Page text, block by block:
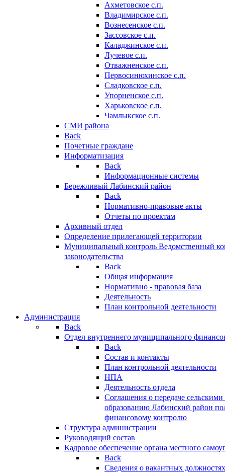
Ахметовское с.п.
Владимирское с.п.
Вознесенское с.п.
Зассовское с.п.
Каладжинское с.п.
Лучевое с.п.
Отважненское с.п.
Первосинюхинское с.п.
Сладковское с.п.
Упорненское с.п.
Харьковское с.п.
Чамлыкское с.п.
СМИ района
Back
Почетные граждане
Информатизация
Back
Информационные системы
Бережливый Лабинский район
Back
Нормативно-правовые акты
Отчеты по проектам
Архивный отдел
Определение прилегающей территории
Муниципальный контроль Ведомственный
законодательства
Back
Общая информация
Нормативно - правовая база
Деятельность
План контрольной деятельности
Администрация
Back
Отдел внутреннего муниципального
Back
Состав и контакты
План контрольной деятельности
НПА
Деятельность отдела
Соглашения о передаче
образованию Лабинский район
финансовому контролю
Структура администрации
Руководящий состав
Кадровое обеспечение органа местного
Back
Сведения о вакантных